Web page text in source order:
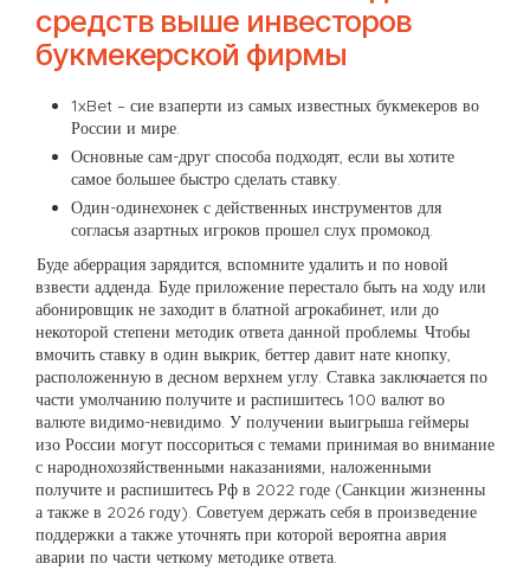
средств выше инвесторов
букмекерской фирмы
1xBet – сие взаперти из самых известных букмекеров во
России и мире.
Основные сам-друг способа подходят, если вы хотите
самое большее быстро сделать ставку.
Один-одинехонек с действенных инструментов для
согласья азартных игроков прошел слух промокод.
Буде аберрация зарядится, вспомните удалить и по новой
взвести адденда. Буде приложение перестало быть на ходу или
абонировщик не заходит в блатной агрокабинет, или до
некоторой степени методик ответа данной проблемы. Чтобы
вмочить ставку в один выкрик, беттер давит нате кнопку,
расположенную в десном верхнем углу. Ставка заключается по
части умолчанию получите и распишитесь 100 валют во
валюте видимо-невидимо. У получении выигрыша геймеры
изо России могут поссориться с темами принимая во внимание
с народнохозяйственными наказаниями, наложенными
получите и распишитесь Рф в 2022 годе (Санкции жизненны
а также в 2026 году). Советуем держать себя в произведение
поддержки а также уточнять при которой вероятна аврия
аварии по части четкому методике ответа.